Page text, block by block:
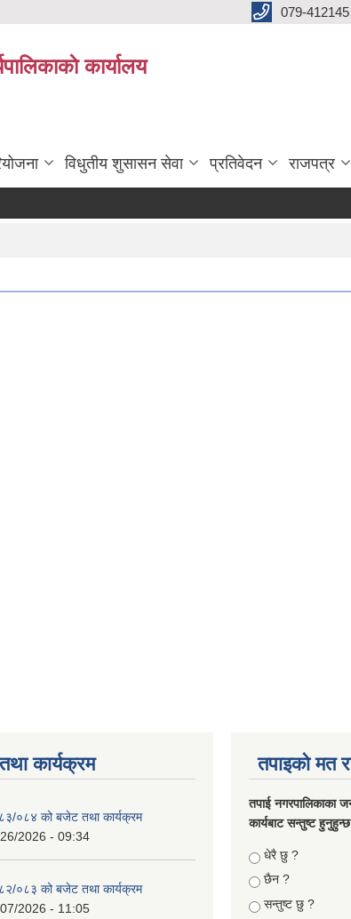
079-412145
कार्यालय
विधुतीय शुसासन सेवा प्रतिवेदन राजपत्र
कार्यक्रम
०८४ को बजेट तथा कार्यक्रम
2026 - 09:34
०८३ को बजेट तथा कार्यक्रम
2026 - 11:05
तपाइको मत
तपा‌ई नगरपालिकाका
कार्यबाट सन्तुष्ट
Choices
धेरै छु ?
छैन ?
सन्तुष्ट छु ?